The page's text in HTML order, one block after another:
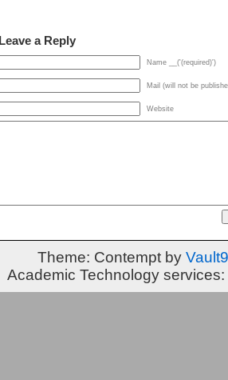
Leave a Reply
Name __('(required)')
Mail (will not be
Website
Theme: Contempt by Vault9
Academic Technology services: